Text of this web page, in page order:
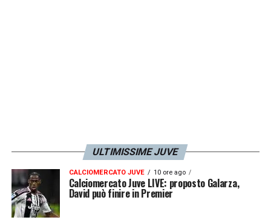
ULTIMISSIME JUVE
CALCIOMERCATO JUVE 10 ore ago
Calciomercato Juve LIVE: proposto Galarza,
David può finire in Premier